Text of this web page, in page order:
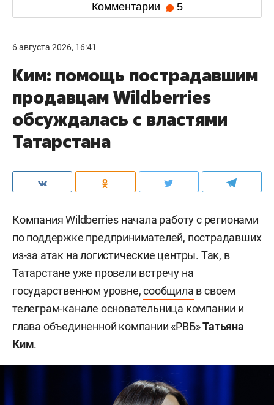
Комментарии 5
6 августа 2026, 16:41
Ким: помощь пострадавшим
продавцам Wildberries
обсуждалась с властями
Татарстана
Компания Wildberries начала работу с регионами
по поддержке предпринимателей, пострадавших
из-за атак на логистические центры. Так, в
Татарстане уже провели встречу на
государственном уровне,сообщила в своем
телеграм-канале основательница компании и
глава объединенной компании «РВБ»Татьяна
Ким.